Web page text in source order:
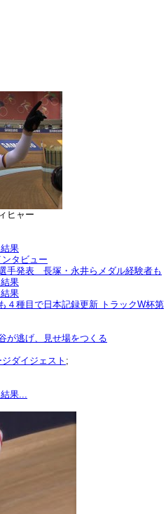
ヒャー
果
タビュー
手発表 長塚・永井らメダル経験者も
果
果
４種目で日本記録更新 トラックW杯第
が逃げ、見せ場をつくる
ダイジェスト ;
果...